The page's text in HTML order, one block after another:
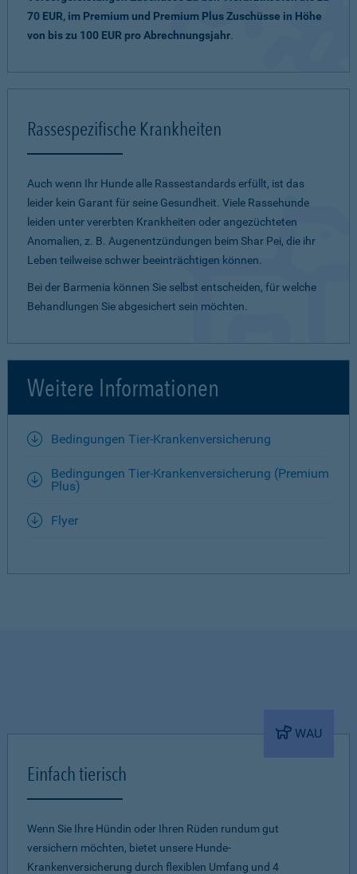
70 EUR, im Premium und Premium Plus Zuschüsse in Höhe
von bis zu 100 EUR pro Abrechnungsjahr.
Rassespezifische Krankheiten
Auch wenn Ihr Hunde alle Rassestandards erfüllt, ist das
leider kein Garant für seine Gesundheit. Viele Rassehunde
leiden unter vererbten Krankheiten oder angezüchteten
Anomalien, z. B. Augenentzündungen beim Shar Pei, die ihr
Leben teilweise schwer beeinträchtigen können.
Bei der Barmenia können Sie selbst entscheiden, für welche
Behandlungen Sie abgesichert sein möchten.
Weitere Informationen
Bedingungen Tier-Krankenversicherung
Bedingungen Tier-Krankenversicherung (Premium
Plus)
Flyer
WAU
Einfach tierisch
Wenn Sie Ihre Hündin oder Ihren Rüden rundum gut
versichern möchten, bietet unsere Hunde-
Krankenversicherung durch flexiblen Umfang und 4